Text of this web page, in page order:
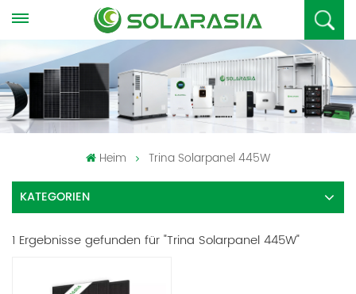
Heim Trina Solarpanel 445W
KATEGORIEN
1 Ergebnisse gefunden für "Trina Solarpanel 445W"